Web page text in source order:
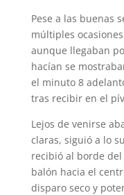
Pese a las buenas
múltiples
aunque llegaban
hacían se
el minuto 8
tras recibir en el
Lejos de venirse
claras, siguió a lo
recibió al borde
balón hacia el
disparo seco y